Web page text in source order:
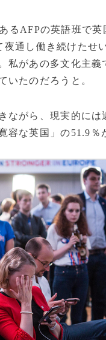
るAFPの英語班で英
夜通し働き続けたせ
私があの多文化主
いたのだろうと。
がら、現実的には
な英国」の51.9％